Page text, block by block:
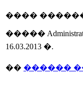
���� ������.
�����
16.03.2013 �.
�� ������